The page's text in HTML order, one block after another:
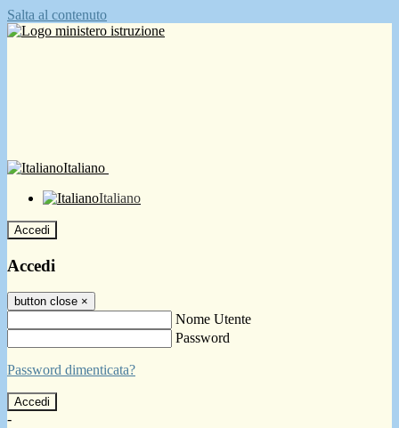
Salta al contenuto
Italiano
Italiano
Accedi
Accedi
button close ×
Nome Utente
Password
Password dimenticata?
-